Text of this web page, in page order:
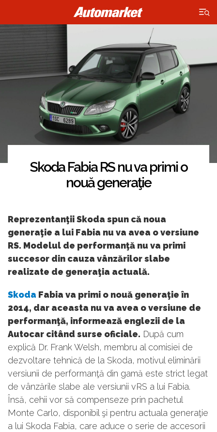
×
Skoda Fabia RS nu va primi o
nouă generaţie
Reprezentanţii Skoda spun că noua
generaţie a lui Fabia nu va avea o versiune
RS. Modelul de performanţă nu va primi
succesor din cauza vânzărilor slabe
realizate de generaţia actuală.
Skoda Fabia va primi o nouă generaţie în
2014, dar aceasta nu va avea o versiune de
performanţă, informează englezii de la
Autocar citând surse oficiale. După cum
explică Dr. Frank Welsh, membru al comisiei de
dezvoltare tehnică de la Skoda, motivul eliminării
versiunii de performanţă din gamă este strict legat
de vânzările slabe ale versiunii vRS a lui Fabia.
Însă, cehii vor să compenseze prin pachetul
Monte Carlo, disponibil şi pentru actuala generaţie
a lui Skoda Fabia, care aduce o serie de accesorii